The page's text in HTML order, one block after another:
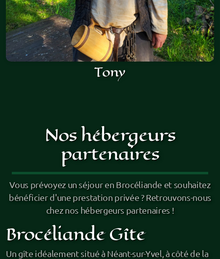
Tony
Nos hébergeurs
partenaires
Vous prévoyez un séjour en Brocéliande et souhaitez
bénéficier d'une prestation privée ? Retrouvons-nous
chez nos hébergeurs partenaires !
Brocéliande Gîte
Un gîte idéalement situé à Néant-sur-Yvel, à côté de la